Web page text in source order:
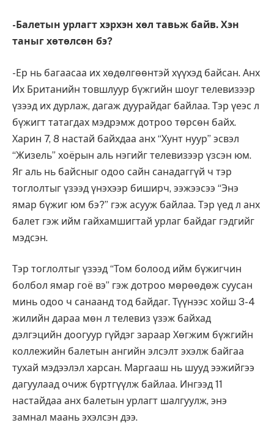
-Балетын урлагт хэрхэн хөл тавьж байв. Хэн
таныг хөтөлсөн бэ?
-Ер нь багаасаа их хөдөлгөөнтэй хүүхэд байсан. Анх
Их Британийн товшлуур бүжгийн шоуг телевизээр
үзээд их дурлаж, дагаж дуурайдаг байлаа. Тэр үеэс л
бүжигт татагдах мэдрэмж дотроо төрсөн байх.
Харин 7, 8 настай байхдаа анх “Хунт нуур” эсвэл
“Жизель” хоёрын аль нэгийг телевизээр үзсэн юм.
Яг аль нь байсныг одоо сайн санадаггүй ч тэр
тоглолтыг үзээд үнэхээр биширч, ээжээсээ “Энэ
ямар бүжиг юм бэ?” гэж асууж байлаа. Тэр үед л анх
балет гэж ийм гайхамшигтай урлаг байдаг гэдгийг
мэдсэн.
Тэр тоглолтыг үзээд “Том болоод ийм бүжигчин
болбол ямар гоё вэ” гэж дотроо мөрөөдөж суусан
минь одоо ч санаанд тод байдаг. Түүнээс хойш 3-4
жилийн дараа мөн л телевиз үзэж байхад
дэлгэцийн доогуур гүйдэг зараар Хөгжим бүжгийн
коллежийн балетын ангийн элсэлт эхэлж байгаа
тухай мэдээлэл харсан. Маргааш нь шууд ээжийгээ
дагуулаад очиж бүртгүүлж байлаа. Ингээд 11
настайдаа анх балетын урлагт шалгуулж, энэ
замнал маань эхэлсэн дээ.